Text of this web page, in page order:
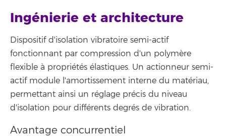
Ingénierie et architecture
Dispositif d'isolation vibratoire semi-actif
fonctionnant par compression d'un polymère
flexible à propriétés élastiques. Un actionneur semi-
actif module l'amortissement interne du matériau,
permettant ainsi un réglage précis du niveau
d'isolation pour différents degrés de vibration.
Avantage concurrentiel